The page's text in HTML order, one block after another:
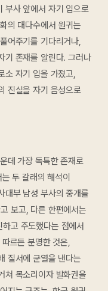
부사 앞에서 자기 입으로
의 대다수에서 원귀는
어주기를 기다리거나,
기 존재를 알린다. 그러나
소 자기 입을 가졌고,
진실을 자기 음성으로
데 가장 독특한 존재로
두 갈래의 해석이
대부 남성 부사의 중개를
보고, 다른 한편에서는
고 주도했다는 점에서
르든 분명한 것은,
질서에 균열을 낸다는
쳐 목소리이자 발화권을